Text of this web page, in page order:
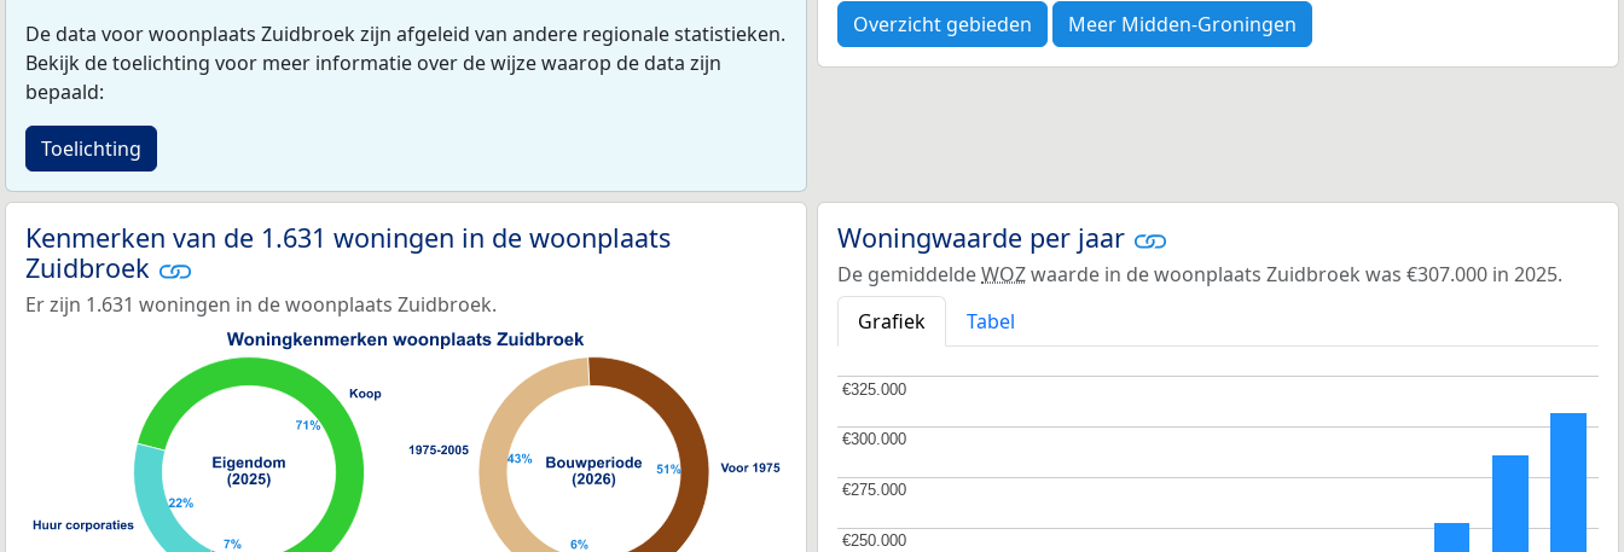
De data voor woonplaats Zuidbroek zijn afgeleid van andere regionale statistieken.
Bekijk de toelichting voor meer informatie over de wijze waarop de data zijn
bepaald:
Toelichting
Overzicht gebieden Meer Midden-Groningen
Kenmerken van de 1.631 woningen in de woonplaats
Zuidbroek
Er zijn 1.631 woningen in de woonplaats Zuidbroek.
Woningwaarde per jaar
De gemiddeldeWOZwaarde in de woonplaats Zuidbroek was €307.000 in 2025.
Grafiek
Tabel
€250.000
€250.000
€275.000
€275.000
€300.000
€300.000
€325.000
€325.000